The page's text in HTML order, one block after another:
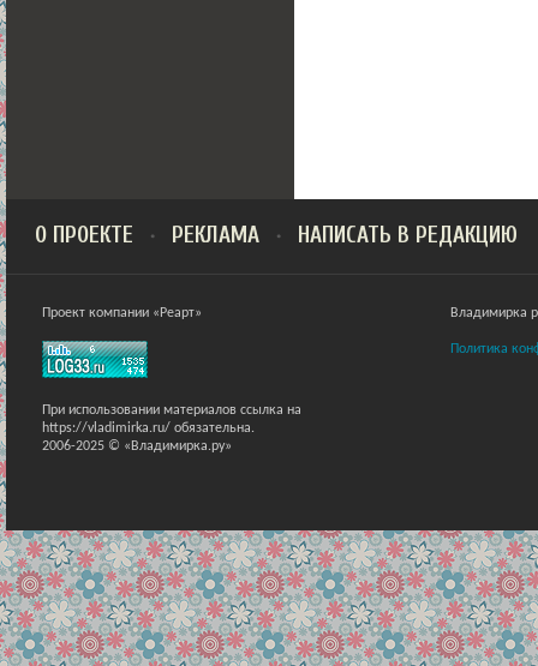
О ПРОЕКТЕ РЕКЛАМА НАПИСАТЬ В РЕДАКЦИЮ
Проект компании «Реарт»
При использовании материалов ссылка на
https://vladimirka.ru/ обязательна.
2006-2025 © «Владимирка.ру»
Владимирка
Политика